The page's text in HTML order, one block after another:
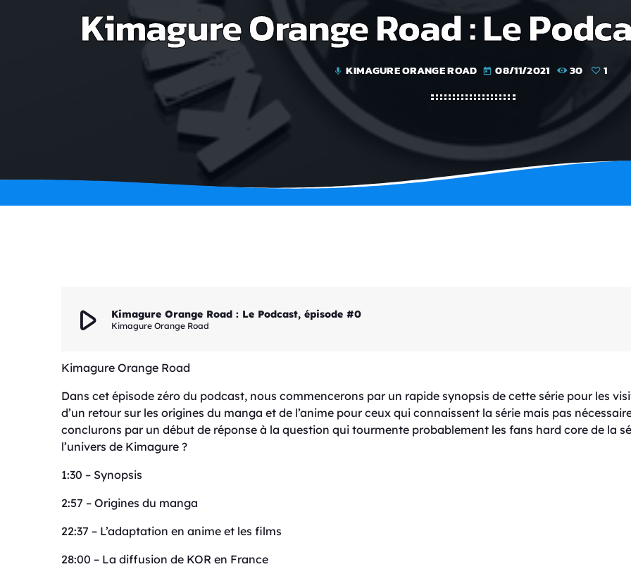
Kimagure Orange Road : Le
mic KIMAGURE ORANGE ROAD today 08/11/2021 30 1
play_arrow Kimagure Orange Road : Le Podcast, épisode #0
Kimagure Orange Road
Kimagure Orange Road
Dans cet épisode zéro du podcast, nous commencerons par un rapide synopsis de cette série pour les
d’un retour sur les origines du manga et de l’anime pour ceux qui connaissent la série mais pas
conclurons par un début de réponse à la question qui tourmente probablement les fans hard core de la
l’univers de Kimagure ?
1:30 – Synopsis
2:57 – Origines du manga
22:37 – L’adaptation en anime et les films
28:00 – La diffusion de KOR en France